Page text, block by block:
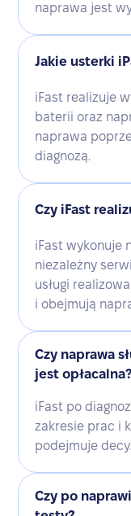
naprawa jest
Jakie usterki
iFast realizuje
baterii oraz
naprawa
diagnozą.
Czy iFast
iFast wykonuje
niezależny
usługi
i obejmują
Czy naprawa
jest opłacalna?
iFast po
zakresie prac i
podejmuje
Czy po